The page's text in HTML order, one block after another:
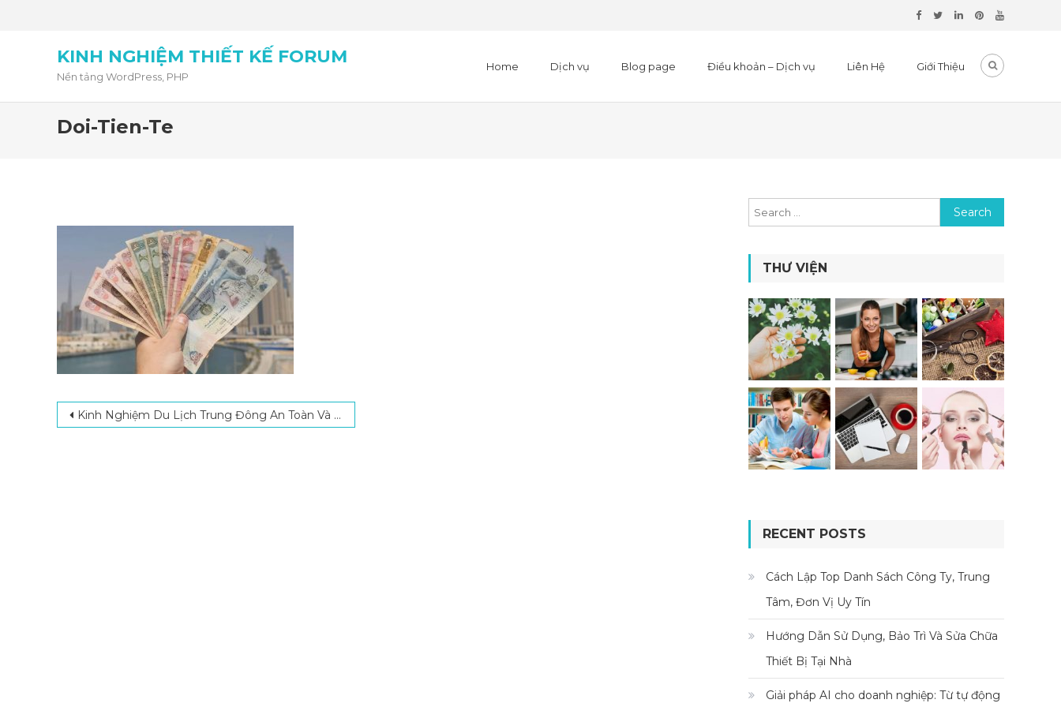
KINH NGHIỆM THIẾT KẾ FORUM
Nền tảng WordPress, PHP
Home Dịch vụ Blog page Điều khoản – Dịch vụ Liên Hệ Giới Thiệu
Doi-Tien-Te
Post navigation
Kinh Nghiệm Du Lịch Trung Đông An Toàn Và Tiết Kiệm Chi Phí
Search for:
THƯ VIỆN
RECENT POSTS
Cách Lập Top Danh Sách Công Ty, Trung
Tâm, Đơn Vị Uy Tín
Hướng Dẫn Sử Dụng, Bảo Trì Và Sửa Chữa
Thiết Bị Tại Nhà
Giải pháp AI cho doanh nghiệp: Từ tự động